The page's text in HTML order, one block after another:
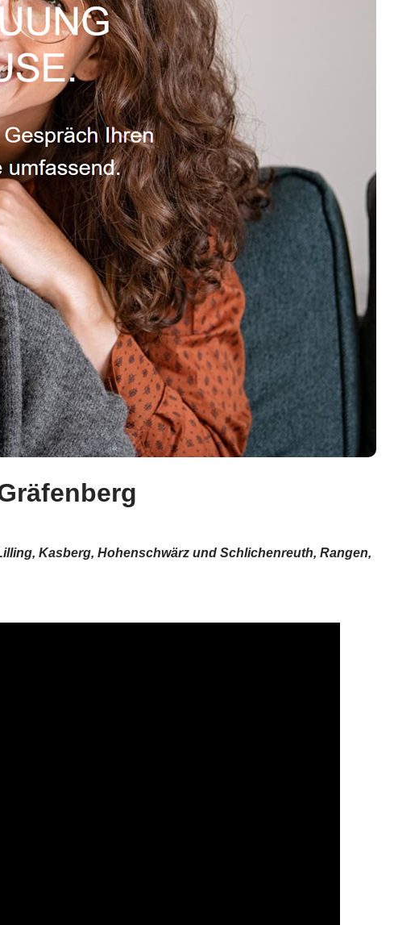
Kasberg, Hohenschwärz und Schlichenreuth, Rangen,